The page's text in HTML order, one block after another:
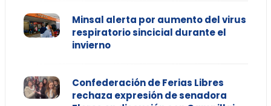
Minsal alerta por aumento del virus
respiratorio sincicial durante el
invierno
Confederación de Ferias Libres
rechaza expresión de senadora